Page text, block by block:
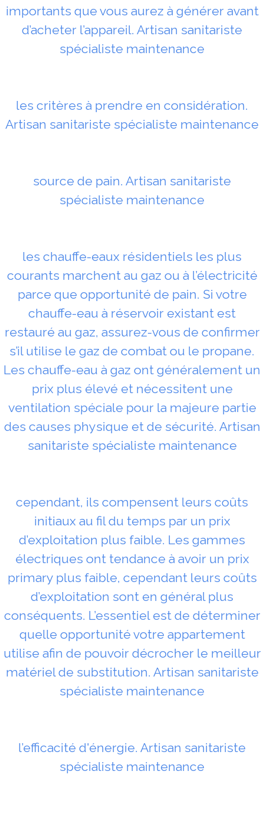
importants que vous aurez à générer avant
d’acheter l’appareil. Artisan sanitariste
spécialiste maintenance
les critères à prendre en considération.
Artisan sanitariste spécialiste maintenance
source de pain. Artisan sanitariste
spécialiste maintenance
les chauffe-eaux résidentiels les plus
courants marchent au gaz ou à l’électricité
parce que opportunité de pain. Si votre
chauffe-eau à réservoir existant est
restauré au gaz, assurez-vous de confirmer
s’il utilise le gaz de combat ou le propane.
Les chauffe-eau à gaz ont généralement un
prix plus élevé et nécessitent une
ventilation spéciale pour la majeure partie
des causes physique et de sécurité. Artisan
sanitariste spécialiste maintenance
cependant, ils compensent leurs coûts
initiaux au fil du temps par un prix
d’exploitation plus faible. Les gammes
électriques ont tendance à avoir un prix
primary plus faible, cependant leurs coûts
d’exploitation sont en général plus
conséquents. L’essentiel est de déterminer
quelle opportunité votre appartement
utilise afin de pouvoir décrocher le meilleur
matériel de substitution. Artisan sanitariste
spécialiste maintenance
l’efficacité d'énergie. Artisan sanitariste
spécialiste maintenance